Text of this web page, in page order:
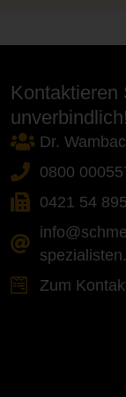
Kontaktieren
unverbindlich!
Dr.
0800
0421 54
Zum